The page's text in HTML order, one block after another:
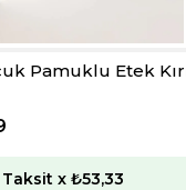
Pamuklu Etek
x ₺53,33